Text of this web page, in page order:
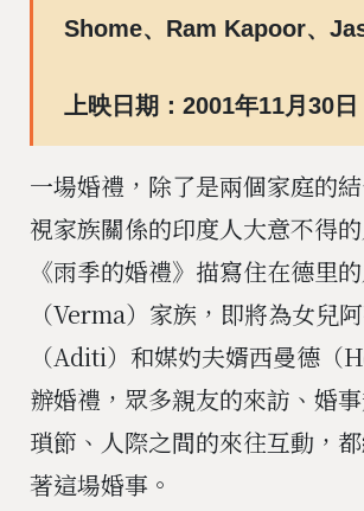
Shome、Ram Kapoor、
上映日期：2001年11月30日
一場婚禮，除了是兩個家庭的
視家族關係的印度人大意不得
《雨季的婚禮》描寫住在德里
（Verma）家族，即將為女兒
（Aditi）和媒妁夫婿西曼德（
辦婚禮，眾多親友的來訪、婚
瑣節、人際之間的來往互動，
著這場婚事。